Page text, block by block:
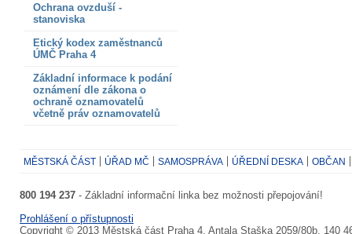
Ochrana ovzduší -
stanoviska
Etický kodex zaměstnanců
ÚMČ Praha 4
Základní informace k podání
oznámení dle zákona o
ochraně oznamovatelů
včetně práv oznamovatelů
MĚSTSKÁ ČÁST ÚŘAD MČ SAMOSPRÁVA ÚŘEDNÍ DESKA OBČAN
800 194 237 - Základní informační linka bez možnosti přepojování!
Prohlášení o přístupnosti
Copyright © 2013 Městská část Praha 4, Antala Staška 2059/80b, 140